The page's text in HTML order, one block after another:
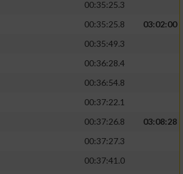
00:35:25.3
00:35:25.8
03:02:00
00:35:49.3
00:36:28.4
00:36:54.8
00:37:22.1
00:37:26.8
03:08:28
00:37:27.3
00:37:41.0